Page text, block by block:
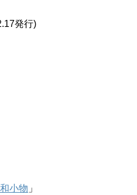
発行)
小物 」